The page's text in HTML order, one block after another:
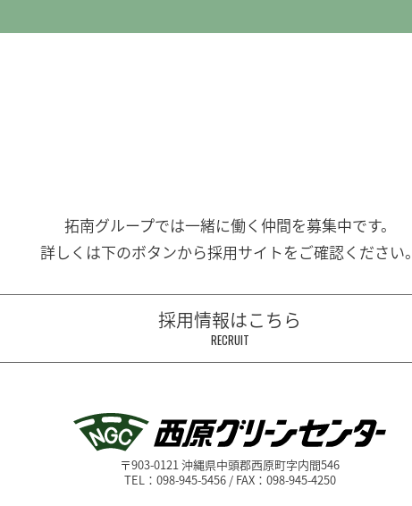
拓南グループでは一緒に働く 仲間を募集中です。
詳しくは下のボタンから採用サイトをご確認ください。
採用情報はこちら
RECRUIT
〒903-0121 沖縄県中頭郡西原町字内間546
TEL：098-945-5456 / FAX：098-945-4250